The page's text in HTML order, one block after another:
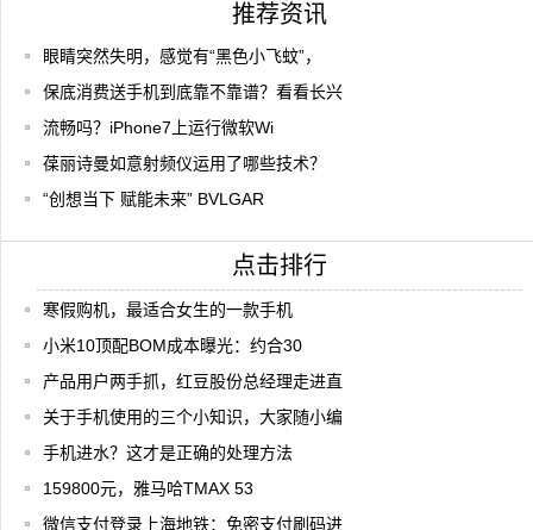
推荐资讯
眼睛突然失明，感觉有“黑色小飞蚊”，
保底消费送手机到底靠不靠谱？看看长兴
流畅吗？iPhone7上运行微软Wi
葆丽诗曼如意射频仪运用了哪些技术？
“创想当下 赋能未来” BVLGAR
点击排行
寒假购机，最适合女生的一款手机
小米10顶配BOM成本曝光：约合30
产品用户两手抓，红豆股份总经理走进直
关于手机使用的三个小知识，大家随小编
手机进水？这才是正确的处理方法
159800元，雅马哈TMAX 53
微信支付登录上海地铁：免密支付刷码进